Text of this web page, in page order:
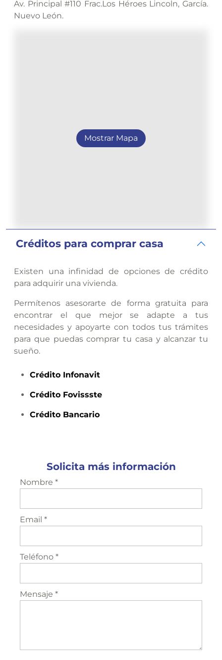
Av. Principal #110 Frac.Los Héroes Lincoln, García.
Nuevo León.
Mostrar Mapa
Créditos para comprar casa
Existen una infinidad de opciones de crédito
para adquirir una vivienda.
Permítenos asesorarte de forma gratuita para
encontrar el que mejor se adapte a tus
necesidades y apoyarte con todos tus trámites
para que puedas comprar tu casa y alcanzar tu
sueño.
Crédito Infonavit
Crédito Fovissste
Crédito Bancario
Solicita más información
Nombre *
Email *
Teléfono *
Mensaje *